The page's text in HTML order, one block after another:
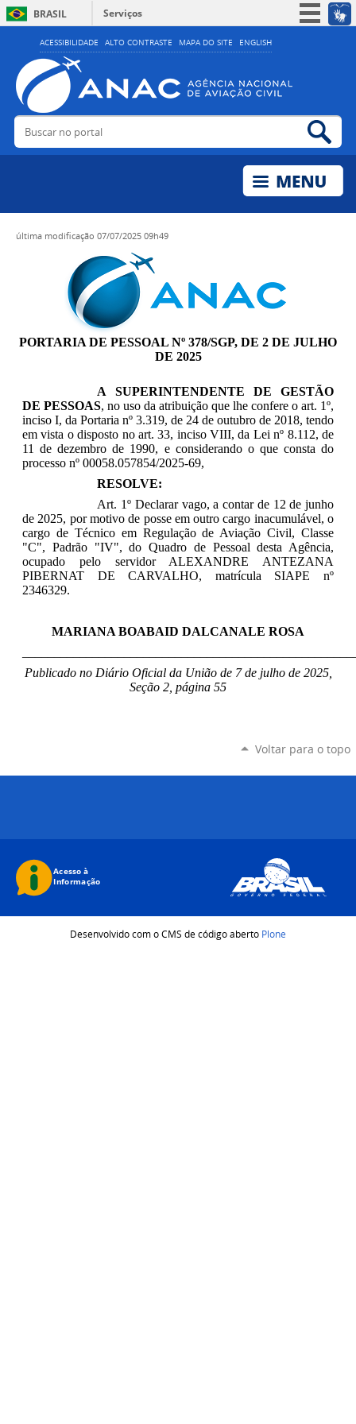
ACESSIBILIDADE ALTO CONTRASTE MAPA DO SITE ENGLISH
BRASIL
Serviços
Simplifique!
Acesso à informação
Legislação
Buscar no portal
última modificação 07/07/2025 09h49
PORTARIA DE PESSOAL Nº 378/SGP, DE 2 DE JULHO
DE 2025
A SUPERINTENDENTE DE GESTÃO
DE PESSOAS, no uso da atribuição que lhe confere o art. 1º,
inciso I, da Portaria nº 3.319, de 24 de outubro de 2018, tendo
em vista o disposto no art. 33, inciso VIII, da Lei nº 8.112, de
11 de dezembro de 1990, e considerando o que consta do
processo nº 00058.057854/2025-69,
RESOLVE:
Art. 1º Declarar vago, a contar de 12 de junho
de 2025, por motivo de posse em outro cargo inacumulável, o
cargo de Técnico em Regulação de Aviação Civil, Classe
"C", Padrão "IV", do Quadro de Pessoal desta Agência,
ocupado pelo servidor ALEXANDRE ANTEZANA
PIBERNAT DE CARVALHO, matrícula SIAPE nº
2346329.
MARIANA BOABAID DALCANALE ROSA
Publicado no Diário Oficial da União de 7 de julhode 2025,
Seção 2, página 55
Voltar para o topo
Desenvolvido com o CMS de código aberto Plone